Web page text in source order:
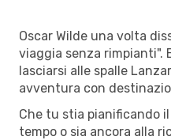
Oscar Wilde una volta
viaggia senza rimpianti".
lasciarsi alle spalle
avventura con
Che tu stia pianificando
tempo o sia ancora alla